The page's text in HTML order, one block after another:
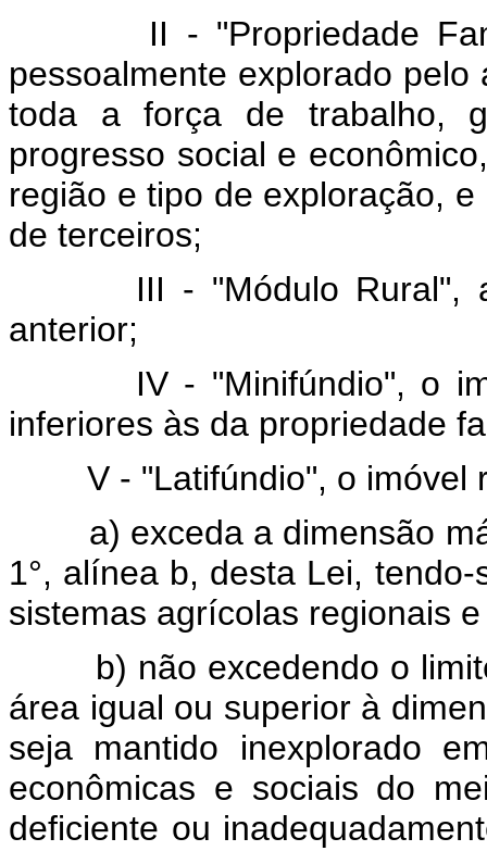
II - "Propriedade
pessoalmente explorado
toda a força de trabalho,
progresso social e
região e tipo de exploração,
de terceiros;
III - "Módulo Rural",
anterior;
IV - "Minifúndio", o
inferiores às da propriedade
V - "Latifúndio", o imóvel
a) exceda a dimensão
1°, alínea b, desta Lei,
sistemas agrícolas regionais
b) não excedendo o
área igual ou superior à
seja mantido inexplorado
econômicas e sociais do
deficiente ou